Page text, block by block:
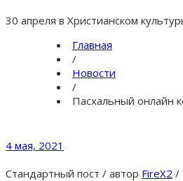
30 апреля в Христианском
Главная
/
Новости
/
Пасхальный онлайн
4 мая, 2021
Стандартный пост / автор FireX2 /